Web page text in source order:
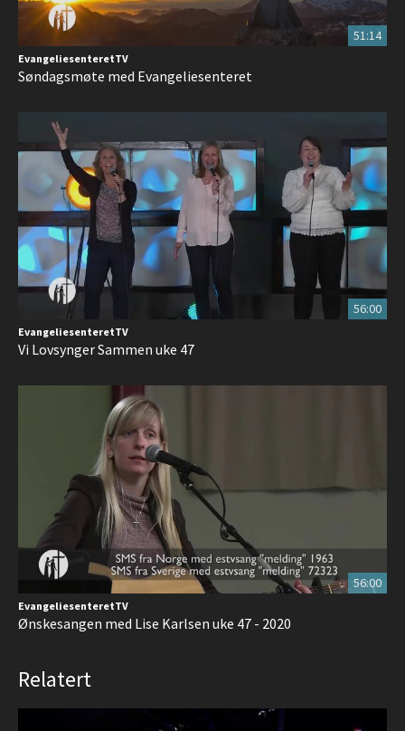
51:14
EvangeliesenteretTV
Søndagsmøte med Evangeliesenteret
56:00
EvangeliesenteretTV
Vi Lovsynger Sammen uke 47
56:00
EvangeliesenteretTV
Ønskesangen med Lise Karlsen uke 47 - 2020
Relatert